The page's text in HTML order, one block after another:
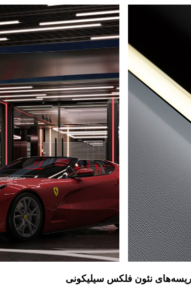
ریسه‌های نئون فلکس سیلیکونی